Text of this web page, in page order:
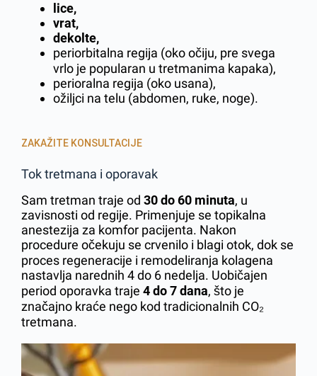
lice,
vrat,
dekolte,
periorbitalna regija (oko očiju, pre svega
vrlo je popularan u tretmanima kapaka),
perioralna regija (oko usana),
ožiljci na telu (abdomen, ruke, noge).
ZAKAŽITE KONSULTACIJE
Tok tretmana i oporavak
Sam tretman traje od 30 do 60 minuta, u
zavisnosti od regije. Primenjuje se topikalna
anestezija za komfor pacijenta. Nakon
procedure očekuju se crvenilo i blagi otok, dok se
proces regeneracije i remodeliranja kolagena
nastavlja narednih 4 do 6 nedelja. Uobičajen
period oporavka traje 4 do 7 dana, što je
značajno kraće nego kod tradicionalnih CO₂
tretmana.